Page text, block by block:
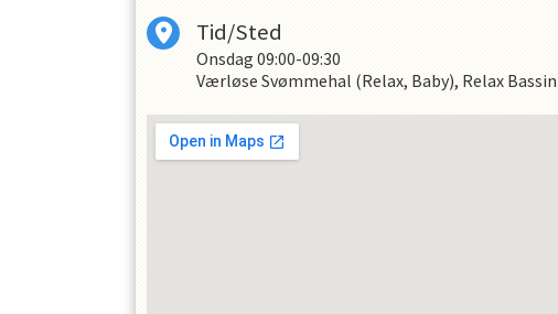
Tid/Sted
Onsdag 09:00-09:30
Værløse Svømmehal (Relax, Baby), Relax Bassin